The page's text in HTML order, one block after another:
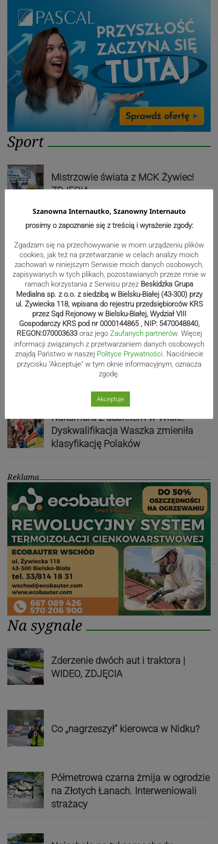
Sport
Mistrzowie świata z MCK Żywiec!
ZDJĘCIA
Bracia Szejowie ruszają po kolejne
punkty. Liderzy mistrzostw
wystartują w Rajdzie Rzeszowskim
80-lecie Soły Kobiernice. Będzie się
działo! SZCZEGÓŁOWY PROGRAM
Kaniów stolicą europejskiego kajak
polo. Kilkadziesiąt drużyn z całej
Nakamura z dubletem w Wiśle.
Dyskwalifikacja Waszka zmieniła
klasyfikację Polaków
Reklama
Na sygnale
Zderzenie dwóch aut i traktora |
WIDEO, ZDJĘCIA
Co „nagrzeszył” kierowca w Nidku?
Półmetrowa czarna żmija w ogrodzie
na Złotych Łanach. Interweniowali
strażacy
Szanowna Internautko, Szanowny Internauto
prosimy o zapoznanie się z treścią i wyrażenie zgody:
Zgadzam się na przechowywanie w moim urządzeniu plików
cookies, jak też na przetwarzanie w celach analizy moich
zachowań w niniejszym Serwisie moich danych osobowych,
zapisywanych w tych plikach, pozostawianych przeze mnie w
ramach korzystania z Serwisu przez Beskidzka Grupa
Medialna sp. z o.o. z siedzibą w Bielsku-Białej (43-300) przy
ul. Żywiecka 118, wpisana do rejestru przedsiębiorców KRS
przez Sąd Rejonowy w Bielsku-Białej, Wydział VIII
Gospodarczy KRS pod nr 0000144865 , NIP: 5470048840,
REGON:070003633 oraz jego Zaufanych partnerów. Więcej
informacji związanych z przetwarzaniem danych osobowych
znajdą Państwo w naszej Polityce Prywatności. Naciśniecie
przycisku "Akceptuje" w tym oknie informacyjnym, oznacza
zgodę.
Akceptuje